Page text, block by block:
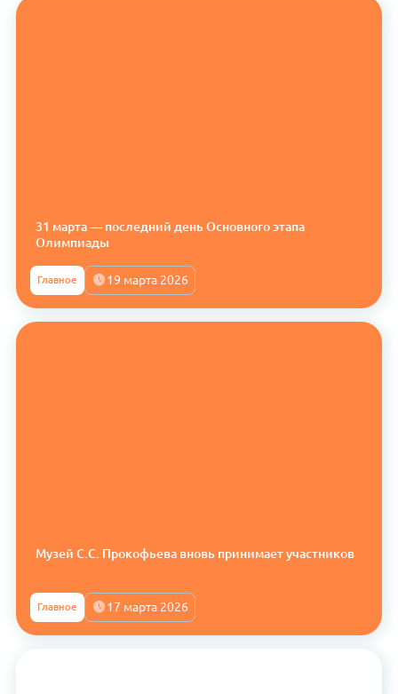
31 марта — последний день Основного этапа
Олимпиады
Главное 19 марта 2026
Музей С.С. Прокофьева вновь принимает участников
Главное 17 марта 2026